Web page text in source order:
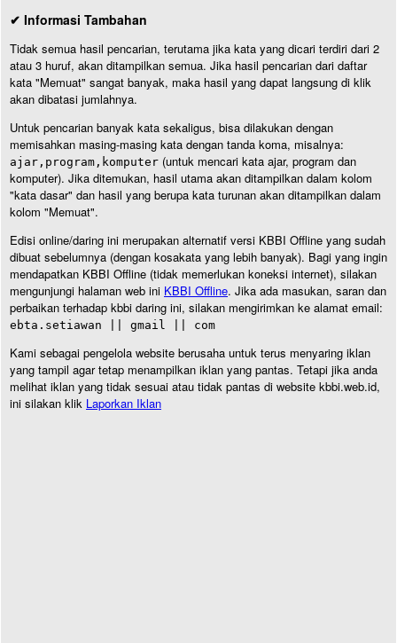
✔ Informasi Tambahan
Tidak semua hasil pencarian, terutama jika kata yang dicari terdiri dari 2
atau 3 huruf, akan ditampilkan semua. Jika hasil pencarian dari daftar
kata "Memuat" sangat banyak, maka hasil yang dapat langsung di klik
akan dibatasi jumlahnya.
Untuk pencarian banyak kata sekaligus, bisa dilakukan dengan
memisahkan masing-masing kata dengan tanda koma, misalnya:
ajar,program,komputer (untuk mencari kata ajar, program dan
komputer). Jika ditemukan, hasil utama akan ditampilkan dalam kolom
"kata dasar" dan hasil yang berupa kata turunan akan ditampilkan dalam
kolom "Memuat".
Edisi online/daring ini merupakan alternatif versi KBBI Offline yang sudah
dibuat sebelumnya (dengan kosakata yang lebih banyak). Bagi yang ingin
mendapatkan KBBI Offline (tidak memerlukan koneksi internet), silakan
mengunjungi halaman web ini KBBI Offline. Jika ada masukan, saran dan
perbaikan terhadap kbbi daring ini, silakan mengirimkan ke alamat email:
ebta.setiawan || gmail || com
Kami sebagai pengelola website berusaha untuk terus menyaring iklan
yang tampil agar tetap menampilkan iklan yang pantas. Tetapi jika anda
melihat iklan yang tidak sesuai atau tidak pantas di website kbbi.web.id,
ini silakan klik Laporkan Iklan